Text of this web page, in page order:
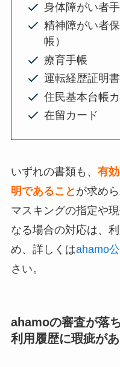
身体障がい者
精神障がい者
帳）
療育手帳
運転経歴証明書
住民基本台帳
在留カード
いずれの書類も、 有
明であること が求め
マスキングの指定や
なる場合の対応は、
め、詳しくはahamo
さい。
ahamoの審査が落
利用履歴に瑕疵が